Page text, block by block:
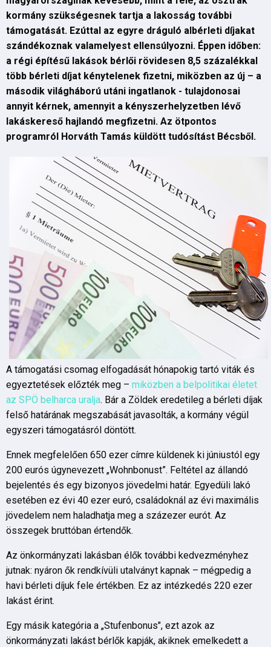
kormány szükségesnek tartja a lakosság további
támogatását. Ezúttal az egyre dráguló albérleti díjakat
szándékoznak valamelyest ellensúlyozni. Éppen időben:
a régi építésű lakások bérlői rövidesen 8,5 százalékkal
több bérleti díjat kénytelenek fizetni, miközben az új – a
második világháború utáni ingatlanok - tulajdonosai
annyit kérnek, amennyit a kényszerhelyzetben lévő
lakáskereső hajlandó megfizetni. Az ötpontos
programról Horváth Tamás küldött tudósítást Bécsből.
A támogatási csomag elfogadását hónapokig tartó viták és
egyeztetések előzték meg – miközben a belpolitikai életet
az SPÖ belharca uralja. Bár a Zöldek eredetileg a bérleti díjak
felső határának megszabását javasolták, a kormány végül
egyszeri támogatásról döntött.
Ennek megfelelően 650 ezer címre küldenek ki júniustól egy
200 eurós úgynevezett „Wohnbonust”. Feltétel az állandó
bejelentés és egy bizonyos jövedelmi határ. Egyedüli lakó
esetében ez évi 40 ezer euró, családoknál az évi maximális
jövedelem nem haladhatja meg a százezer eurót. Az
összegek bruttóban értendők.
Az önkormányzati lakásban élők további kedvezményhez
jutnak: nyáron ők rendkívüli utalványt kapnak – mégpedig a
havi bérleti díjuk fele értékben. Ez az intézkedés 220 ezer
lakást érint.
Egy másik kategória a „Stufenbonus", ezt azok az
önkormányzati lakást bérlők kapják, akiknek emelkedett a